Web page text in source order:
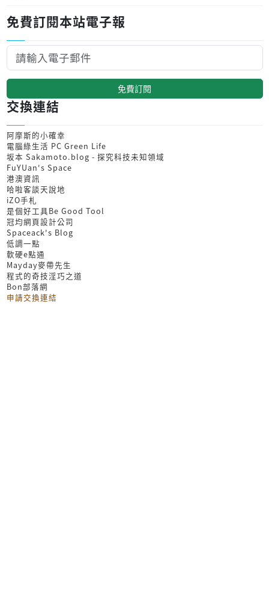
免費訂閱本站電子報
免費訂閱
交換連結
阿摩斯的小確幸
電腦綠生活 PC Green Life
坂本 Sakamoto.blog - 探究科技未知領域
FuYUan's Space
港澳資訊
哈啦客談天說地
iZO手札
是個好工具Be Good Tool
冠均網頁設計公司
Spaceack's Blog
低調一點
軟硬e點通
Mayday麥帶先生
程式的奇技淫巧之道
Bon部落網
申請交換連結